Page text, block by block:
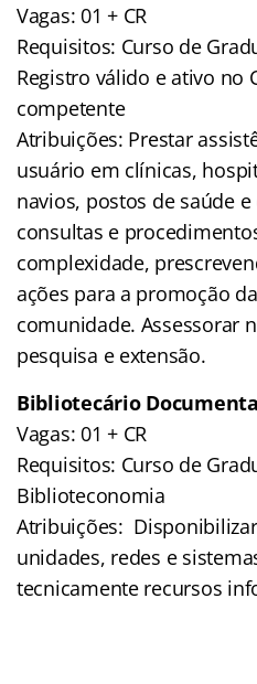
Vagas: 01 + CR
Requisitos: Curso de
Registro válido e ativo no
competente
Atribuições: Prestar
usuário em clínicas,
navios, postos de saúde
consultas e
complexidade,
ações para a promoção
comunidade. Assessorar
pesquisa e extensão.
Bibliotecário
Vagas: 01 + CR
Requisitos: Curso de
Biblioteconomia
Atribuições:
unidades, redes e
tecnicamente recursos